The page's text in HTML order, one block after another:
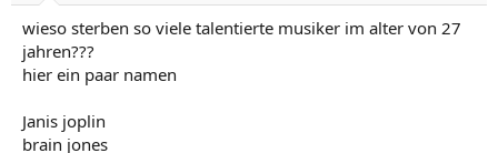
wieso sterben so viele talentierte musiker im alter von 27
jahren???
hier ein paar namen
Janis joplin
brain jones